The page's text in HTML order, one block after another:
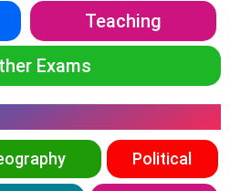
Teaching
Exams
Political